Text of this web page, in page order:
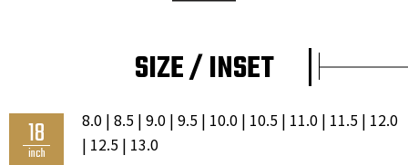
SIZE / INSET
18
inch
8.0 | 8.5 | 9.0 | 9.5 | 10.0 | 10.5 | 11.0 | 11.5 | 12.0
| 12.5 | 13.0